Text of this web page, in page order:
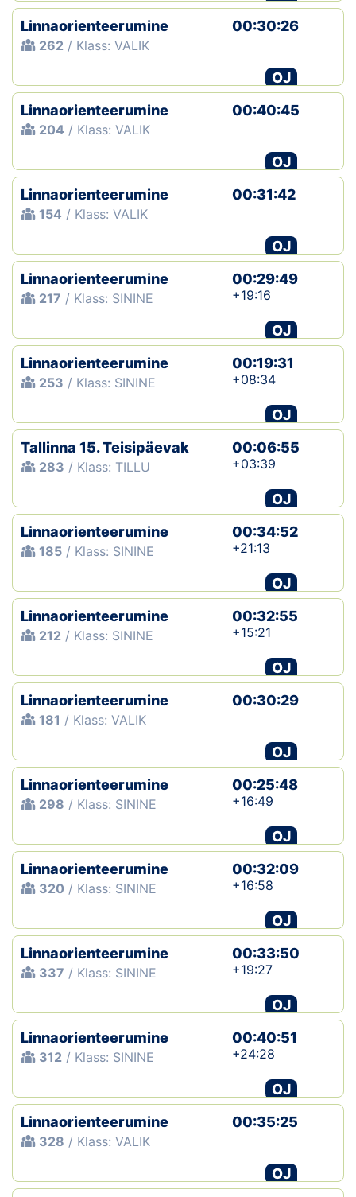
Linnaorienteerumine
262 / Klass: VALIK
00:30:26
OJ
Linnaorienteerumine
204 / Klass: VALIK
00:40:45
OJ
Linnaorienteerumine
154 / Klass: VALIK
00:31:42
OJ
Linnaorienteerumine
217 / Klass: SININE
00:29:49
+19:16
OJ
Linnaorienteerumine
253 / Klass: SININE
00:19:31
+08:34
OJ
Tallinna 15. Teisipäevak
283 / Klass: TILLU
00:06:55
+03:39
OJ
Linnaorienteerumine
185 / Klass: SININE
00:34:52
+21:13
OJ
Linnaorienteerumine
212 / Klass: SININE
00:32:55
+15:21
OJ
Linnaorienteerumine
181 / Klass: VALIK
00:30:29
OJ
Linnaorienteerumine
298 / Klass: SININE
00:25:48
+16:49
OJ
Linnaorienteerumine
320 / Klass: SININE
00:32:09
+16:58
OJ
Linnaorienteerumine
337 / Klass: SININE
00:33:50
+19:27
OJ
Linnaorienteerumine
312 / Klass: SININE
00:40:51
+24:28
OJ
Linnaorienteerumine
328 / Klass: VALIK
00:35:25
OJ